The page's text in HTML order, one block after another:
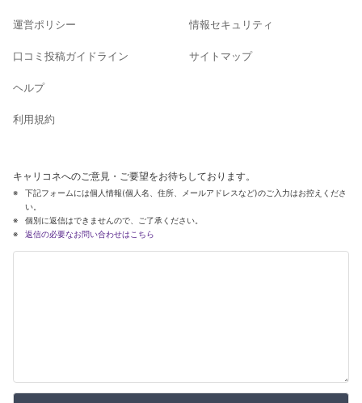
運営ポリシー
口コミ投稿ガイドライン
ヘルプ
利用規約
情報セキュリティ
サイトマップ
キャリコネへのご意見・ご要望をお待ちしております。
下記フォームには個人情報(個人名、住所、メールアドレスなど)のご入力はお控えくださ
い。
個別に返信はできませんので、ご了承ください。
返信の必要なお問い合わせはこちら